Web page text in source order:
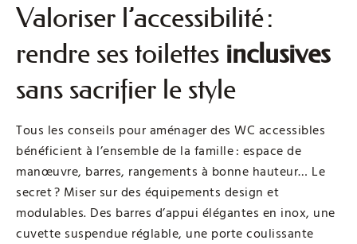
Valoriser l’accessibilité :
rendre ses toilettes inclusives
sans sacrifier le style
Tous les conseils pour aménager des WC accessibles
bénéficient à l’ensemble de la famille : espace de
manœuvre, barres, rangements à bonne hauteur… Le
secret ? Miser sur des équipements design et
modulables. Des barres d’appui élégantes en inox, une
cuvette suspendue réglable, une porte coulissante